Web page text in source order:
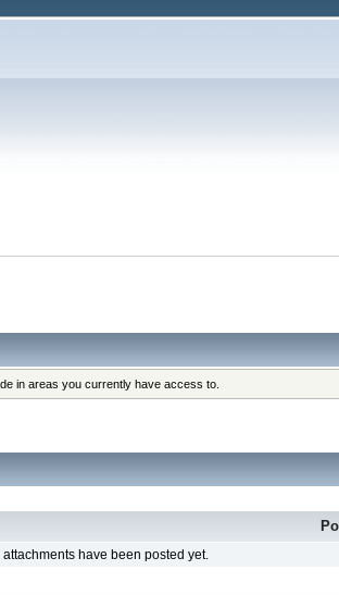
in areas you currently have access to.
attachments have been posted yet.